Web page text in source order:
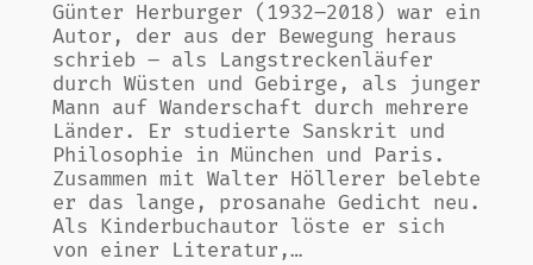
Günter Herburger (1932–2018) war ein
Autor, der aus der Bewegung heraus
schrieb – als Langstreckenläufer
durch Wüsten und Gebirge, als junger
Mann auf Wanderschaft durch mehrere
Länder. Er studierte Sanskrit und
Philosophie in München und Paris.
Zusammen mit Walter Höllerer belebte
er das lange, prosanahe Gedicht neu.
Als Kinderbuchautor löste er sich
von einer Literatur,…